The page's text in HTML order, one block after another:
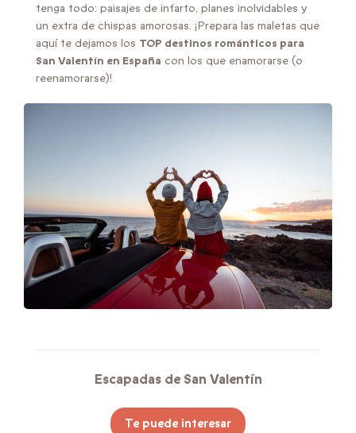
tenga todo: paisajes de infarto, planes inolvidables y
un extra de chispas amorosas. ¡Prepara las maletas que
aquí te dejamos los TOP destinos románticos para
San Valentín en España con los que enamorarse (o
reenamorarse)!
Escapadas de San Valentín
Te puede interesar